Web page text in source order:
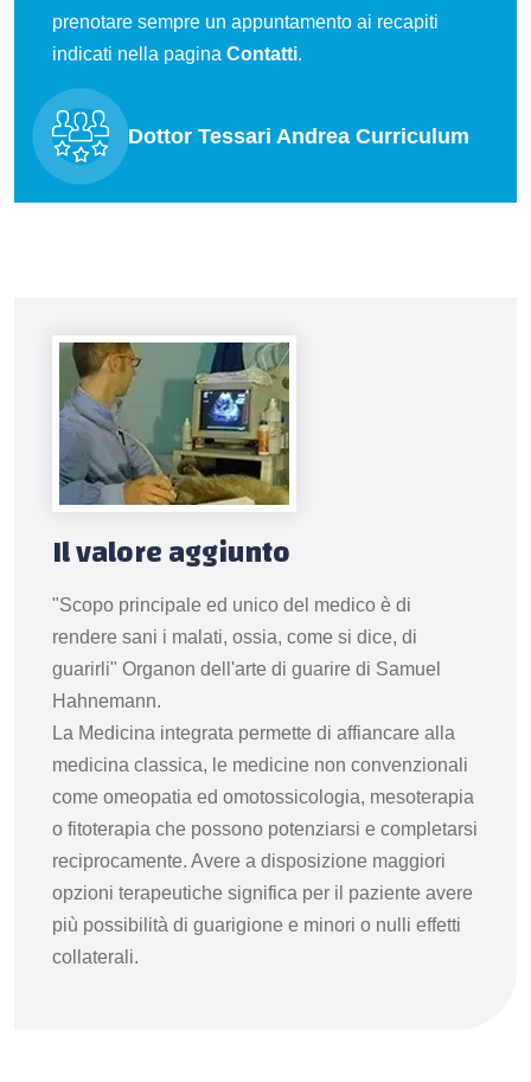
prenotare sempre un appuntamento ai recapiti
indicati nella pagina Contatti.
Dottor Tessari Andrea Curriculum
Il valore aggiunto
"Scopo principale ed unico del medico è di
rendere sani i malati, ossia, come si dice, di
guarirli" Organon dell'arte di guarire di Samuel
Hahnemann.
La Medicina integrata permette di affiancare alla
medicina classica, le medicine non convenzionali
come omeopatia ed omotossicologia, mesoterapia
o fitoterapia che possono potenziarsi e completarsi
reciprocamente. Avere a disposizione maggiori
opzioni terapeutiche significa per il paziente avere
più possibilità di guarigione e minori o nulli effetti
collaterali.